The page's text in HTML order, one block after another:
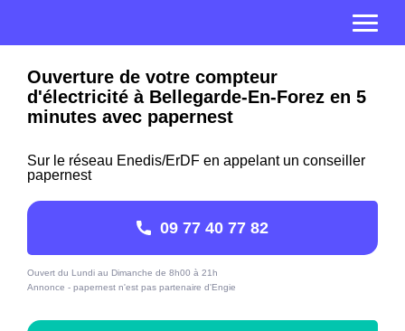
Ouverture de votre compteur
d'électricité à Bellegarde-En-Forez en 5
minutes avec papernest
Sur le réseau Enedis/ErDF en appelant un conseiller
papernest
09 77 40 77 82
Ouvert du Lundi au Dimanche de 8h00 à 21h
Annonce - papernest n'est pas partenaire d'Engie